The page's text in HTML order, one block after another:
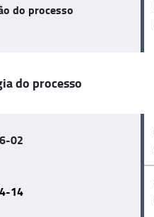
do processo
do processo
02
14